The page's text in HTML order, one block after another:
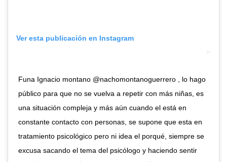
Ver esta publicación en Instagram
Funa Ignacio montano @nachomontanoguerrero , lo hago
público para que no se vuelva a repetir con más niñas, es
una situación compleja y más aún cuando el está en
constante contacto con personas, se supone que esta en
tratamiento psicológico pero ni idea el porqué, siempre se
excusa sacando el tema del psicólogo y haciendo sentir